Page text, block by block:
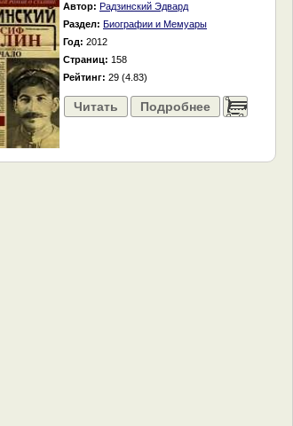
Автор: Радзинский Эдвард
Раздел: Биографии и Мемуары
Год: 2012
Страниц: 158
Рейтинг: 29 (4.83)
Читать Подробнее ......